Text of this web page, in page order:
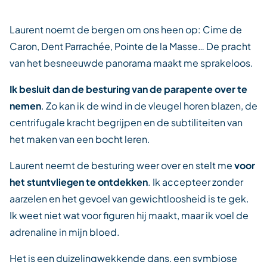
Laurent noemt de bergen om ons heen op: Cime de
Caron, Dent Parrachée, Pointe de la Masse… De pracht
van het besneeuwde panorama maakt me sprakeloos.
Ik besluit dan de besturing van de parapente over te
nemen. Zo kan ik de wind in de vleugel horen blazen, de
centrifugale kracht begrijpen en de subtiliteiten van
het maken van een bocht leren.
Laurent neemt de besturing weer over en stelt mevoor
het stuntvliegen te ontdekken. Ik accepteer zonder
aarzelen en het gevoel van gewichtloosheid is te gek.
Ik weet niet wat voor figuren hij maakt, maar ik voel de
adrenaline in mijn bloed.
Het is een duizelingwekkende dans, een symbiose